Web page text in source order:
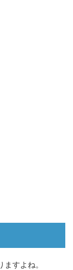
すよね。